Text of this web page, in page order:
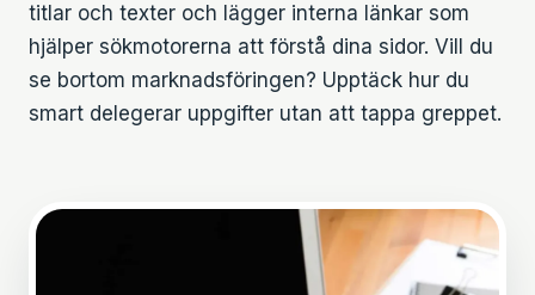
titlar och texter och lägger interna länkar som
hjälper sökmotorerna att förstå dina sidor. Vill du
se bortom marknadsföringen? Upptäck hur du
smart delegerar uppgifter utan att tappa greppet.